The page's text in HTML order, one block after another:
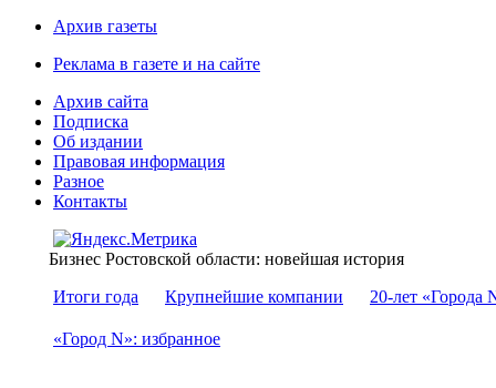
Архив газеты
Реклама в газете и на сайте
Архив сайта
Подписка
Об издании
Правовая информация
Разное
Контакты
Бизнес Ростовской области: новейшая история
Итоги года
Крупнейшие компании 20-лет «Города
«Город N»: избранное